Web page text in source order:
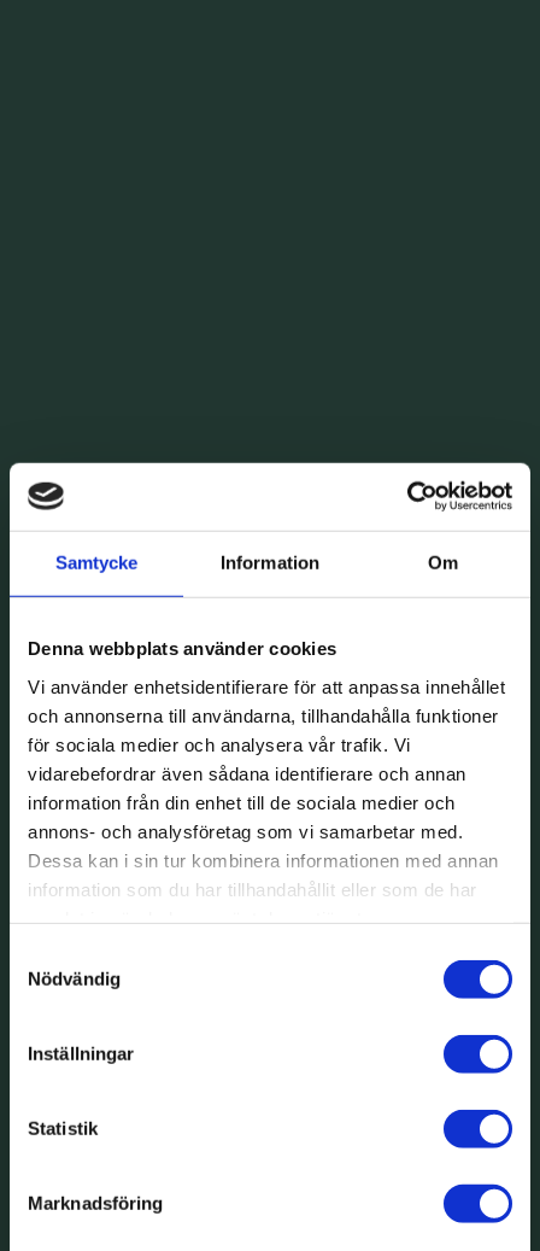
Samtycke Information Om
Denna webbplats använder cookies
Vi använder enhetsidentifierare för att anpassa innehållet
och annonserna till användarna, tillhandahålla funktioner
för sociala medier och analysera vår trafik. Vi
vidarebefordrar även sådana identifierare och annan
information från din enhet till de sociala medier och
annons- och analysföretag som vi samarbetar med.
Dessa kan i sin tur kombinera informationen med annan
information som du har tillhandahållit eller som de har
Nödvändig
Inställningar
Statistik
Marknadsföring